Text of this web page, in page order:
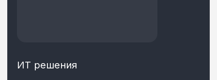
ИТ решения